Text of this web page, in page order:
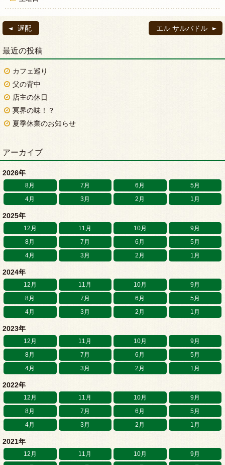
遅配 エル サルバドル
最近の投稿
カフェ巡り
父の背中
店主の休日
冥界の味！？
夏季休業のお知らせ
アーカイブ
2026年
8月 7月 6月
5月
4月
3月 2月 1月
2025年
12月 11月 10月
9月
8月
7月 6月
5月
4月
3月 2月 1月
2024年
12月 11月 10月
9月
8月
7月 6月
5月
4月
3月 2月 1月
2023年
12月 11月 10月
9月
8月
7月 6月
5月
4月
3月 2月 1月
2022年
12月 11月 10月
9月
8月
7月 6月
5月
4月
3月 2月 1月
2021年
12月 11月 10月
9月